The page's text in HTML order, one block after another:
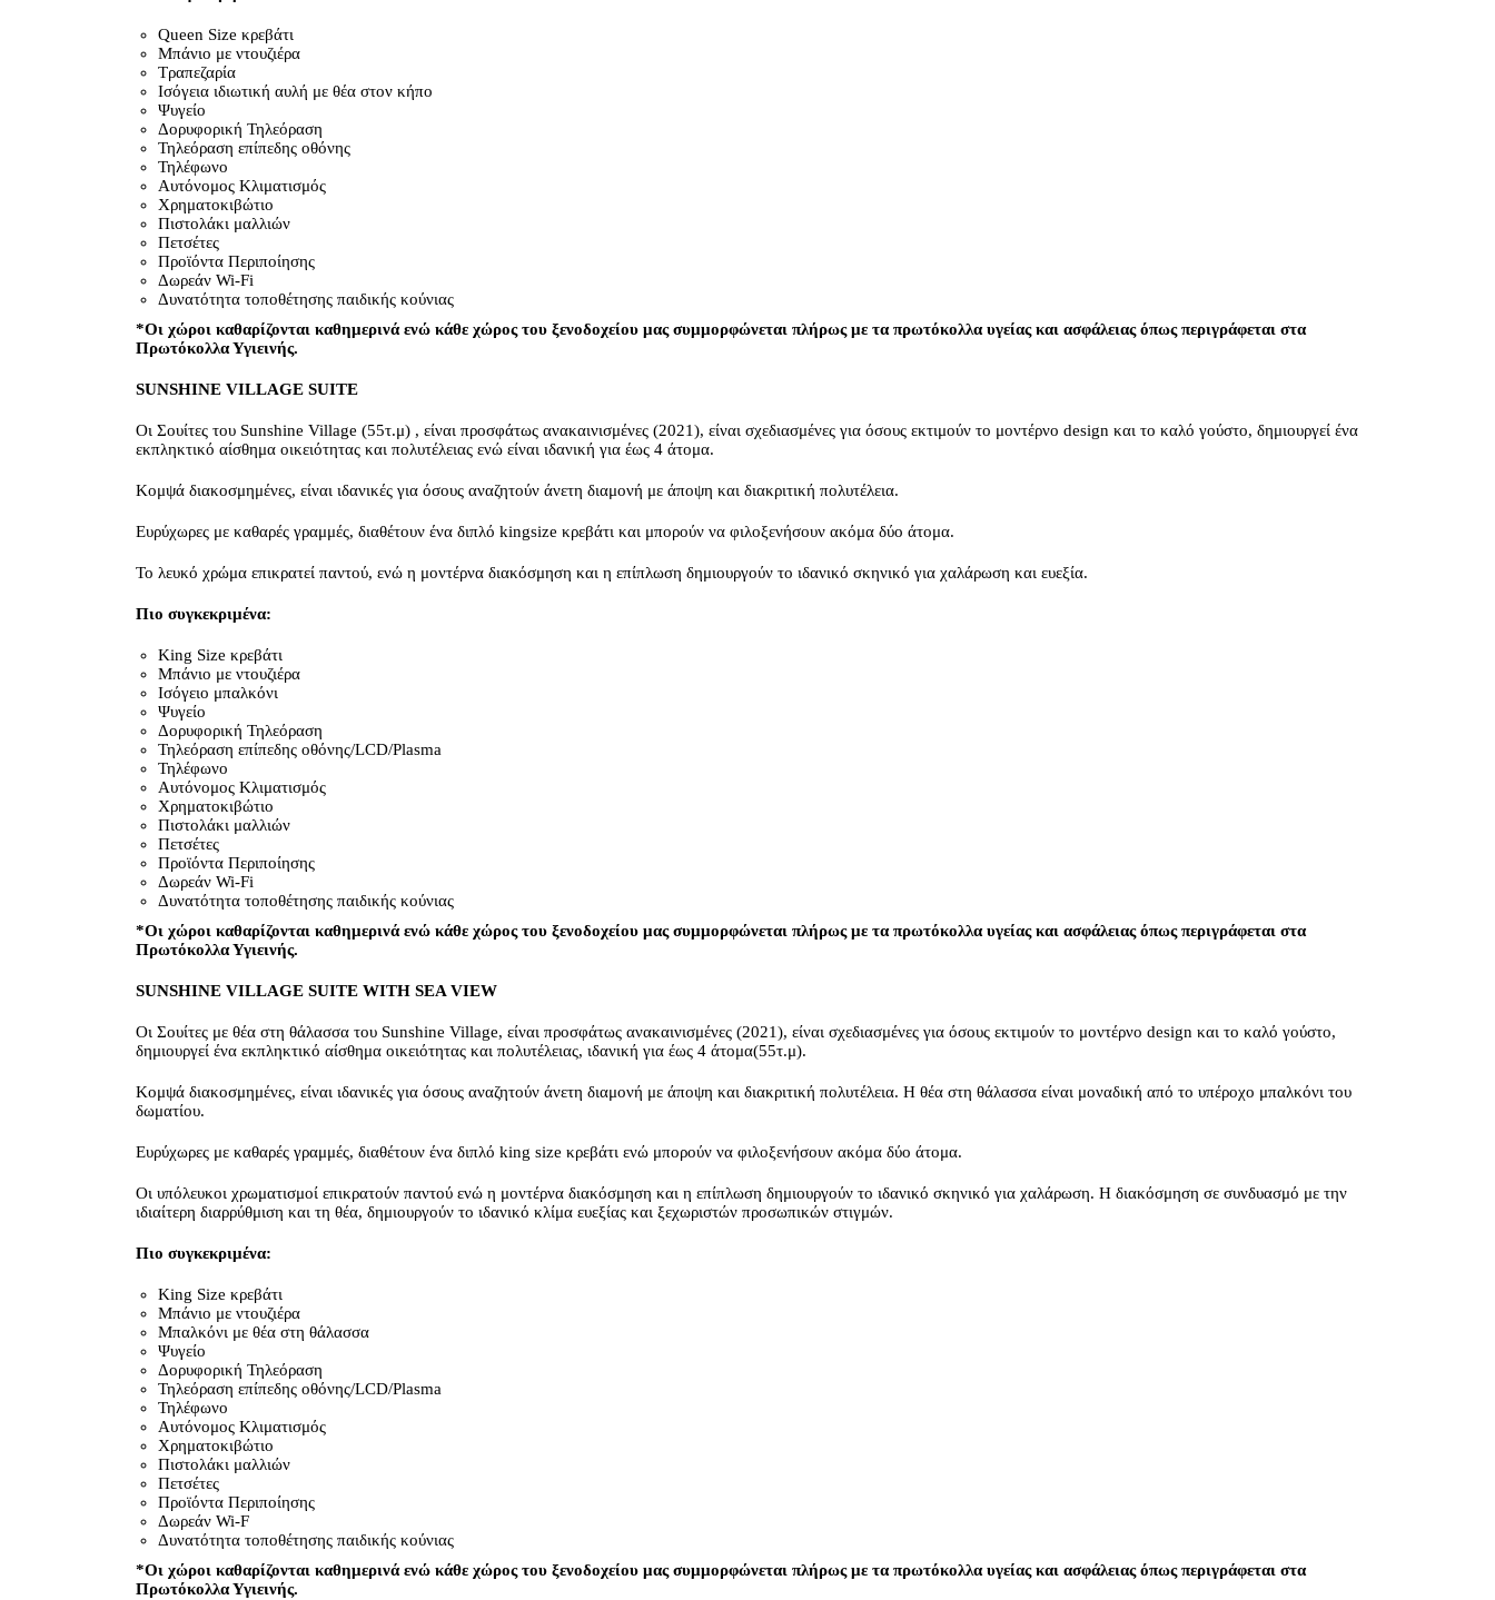
Queen Size κρεβάτι
Μπάνιο με ντουζιέρα
Τραπεζαρία
Ισόγεια ιδιωτική αυλή με θέα στον κήπο
Ψυγείο
Δορυφορική Τηλεόραση
Τηλεόραση επίπεδης οθόνης
Τηλέφωνο
Αυτόνομος Κλιματισμός
Χρηματοκιβώτιο
Πιστολάκι μαλλιών
Πετσέτες
Προϊόντα Περιποίησης
Δωρεάν Wi-Fi
Δυνατότητα τοποθέτησης παιδικής κούνιας
*Οι χώροι καθαρίζονται καθημερινά ενώ κάθε χώρος του ξενοδοχείου μας συμμορφώνεται πλήρως με τα πρωτόκολλα υγείας και ασφάλειας όπως περιγράφεται στα
Πρωτόκολλα Υγιεινής.
SUNSHINE VILLAGE SUITE
Οι Σουίτες του Sunshine Village (55τ.μ) , είναι προσφάτως ανακαινισμένες (2021), είναι σχεδιασμένες για όσους εκτιμούν το μοντέρνο design και το καλό γούστο, δημιουργεί ένα
εκπληκτικό αίσθημα οικειότητας και πολυτέλειας ενώ είναι ιδανική για έως 4 άτομα.
Κομψά διακοσμημένες, είναι ιδανικές για όσους αναζητούν άνετη διαμονή με άποψη και διακριτική πολυτέλεια.
Ευρύχωρες με καθαρές γραμμές, διαθέτουν ένα διπλό kingsize κρεβάτι και μπορούν να φιλοξενήσουν ακόμα δύο άτομα.
Το λευκό χρώμα επικρατεί παντού, ενώ η μοντέρνα διακόσμηση και η επίπλωση δημιουργούν το ιδανικό σκηνικό για χαλάρωση και ευεξία.
Πιο συγκεκριμένα:
King Size κρεβάτι
Μπάνιο με ντουζιέρα
Ισόγειο μπαλκόνι
Ψυγείο
Δορυφορική Τηλεόραση
Τηλεόραση επίπεδης οθόνης/LCD/Plasma
Τηλέφωνο
Αυτόνομος Κλιματισμός
Χρηματοκιβώτιο
Πιστολάκι μαλλιών
Πετσέτες
Προϊόντα Περιποίησης
Δωρεάν Wi-Fi
Δυνατότητα τοποθέτησης παιδικής κούνιας
*Οι χώροι καθαρίζονται καθημερινά ενώ κάθε χώρος του ξενοδοχείου μας συμμορφώνεται πλήρως με τα πρωτόκολλα υγείας και ασφάλειας όπως περιγράφεται στα
Πρωτόκολλα Υγιεινής.
SUNSHINE VILLAGE SUITE WITH SEA VIEW
Οι Σουίτες με θέα στη θάλασσα του Sunshine Village, είναι προσφάτως ανακαινισμένες (2021), είναι σχεδιασμένες για όσους εκτιμούν το μοντέρνο design και το καλό γούστο,
δημιουργεί ένα εκπληκτικό αίσθημα οικειότητας και πολυτέλειας, ιδανική για έως 4 άτομα(55τ.μ).
Κομψά διακοσμημένες, είναι ιδανικές για όσους αναζητούν άνετη διαμονή με άποψη και διακριτική πολυτέλεια. Η θέα στη θάλασσα είναι μοναδική από το υπέροχο μπαλκόνι του
δωματίου.
Ευρύχωρες με καθαρές γραμμές, διαθέτουν ένα διπλό king size κρεβάτι ενώ μπορούν να φιλοξενήσουν ακόμα δύο άτομα.
Οι υπόλευκοι χρωματισμοί επικρατούν παντού ενώ η μοντέρνα διακόσμηση και η επίπλωση δημιουργούν το ιδανικό σκηνικό για χαλάρωση. Η διακόσμηση σε συνδυασμό με την
ιδιαίτερη διαρρύθμιση και τη θέα, δημιουργούν το ιδανικό κλίμα ευεξίας και ξεχωριστών προσωπικών στιγμών.
Πιο συγκεκριμένα:
King Size κρεβάτι
Μπάνιο με ντουζιέρα
Μπαλκόνι με θέα στη θάλασσα
Ψυγείο
Δορυφορική Τηλεόραση
Τηλεόραση επίπεδης οθόνης/LCD/Plasma
Τηλέφωνο
Αυτόνομος Κλιματισμός
Χρηματοκιβώτιο
Πιστολάκι μαλλιών
Πετσέτες
Προϊόντα Περιποίησης
Δωρεάν Wi-F
Δυνατότητα τοποθέτησης παιδικής κούνιας
*Οι χώροι καθαρίζονται καθημερινά ενώ κάθε χώρος του ξενοδοχείου μας συμμορφώνεται πλήρως με τα πρωτόκολλα υγείας και ασφάλειας όπως περιγράφεται στα
Πρωτόκολλα Υγιεινής.